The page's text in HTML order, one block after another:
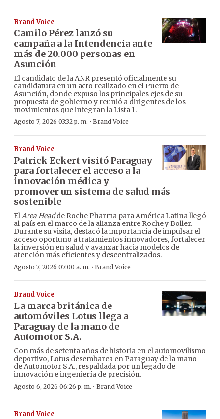
Brand Voice
Camilo Pérez lanzó su
campaña a la Intendencia ante
más de 20.000 personas en
Asunción
El candidato de la ANR presentó oficialmente su
candidatura en un acto realizado en el Puerto de
Asunción, donde expuso los principales ejes de su
propuesta de gobierno y reunió a dirigentes de los
movimientos que integran la Lista 1.
Agosto 7, 2026 03:32 p. m. · Brand Voice
Brand Voice
Patrick Eckert visitó Paraguay
para fortalecer el acceso a la
innovación médica y
promover un sistema de salud más
sostenible
ElArea Headde Roche Pharma para América Latina llegó
al país en el marco de la alianza entre Roche y Boller.
Durante su visita, destacó la importancia de impulsar el
acceso oportuno a tratamientos innovadores, fortalecer
la inversión en salud y avanzar hacia modelos de
atención más eficientes y descentralizados.
Agosto 7, 2026 07:00 a. m. · Brand Voice
Brand Voice
La marca británica de
automóviles Lotus llega a
Paraguay de la mano de
Automotor S.A.
Con más de setenta años de historia en el automovilismo
deportivo, Lotus desembarca en Paraguay de la mano
de Automotor S.A., respaldada por un legado de
innovación e ingeniería de precisión.
Agosto 6, 2026 06:26 p. m. · Brand Voice
Brand Voice